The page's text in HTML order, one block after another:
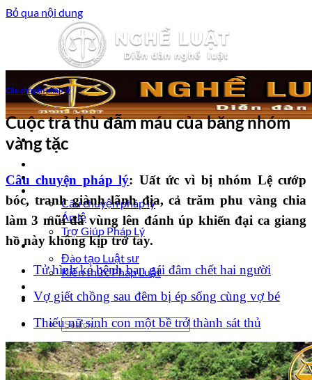
Bỏ qua nội dung
Luật sư tư vấn
Vấn đề pháp lý
Câu chuyện pháp lý
Án lệ
Trợ Giúp Pháp Lý
Nghề Luật
Đào tạo Luật sư
Kiến thức Pháp Luật
Tin tức pháp luật
Câu chuyện pháp lý
Cuộc trả thù đẫm máu của băng nhóm
vàng tặc
Câu chuyện pháp lý: Uất ức vì bị nhóm Lệ cướp
bóc, tranh giành lãnh địa, cả trăm phu vàng chia
làm 3 mũi đã vùng lên đánh úp khiến đại ca giang
hồ này không kịp trở tay.
Tử hình kẻ bênh bạn gái đâm chết hai người
Vợ giết chồng sau đêm bị ép sống cùng vợ bé
Thiếu nữ sinh con một bề trở thành sát thủ